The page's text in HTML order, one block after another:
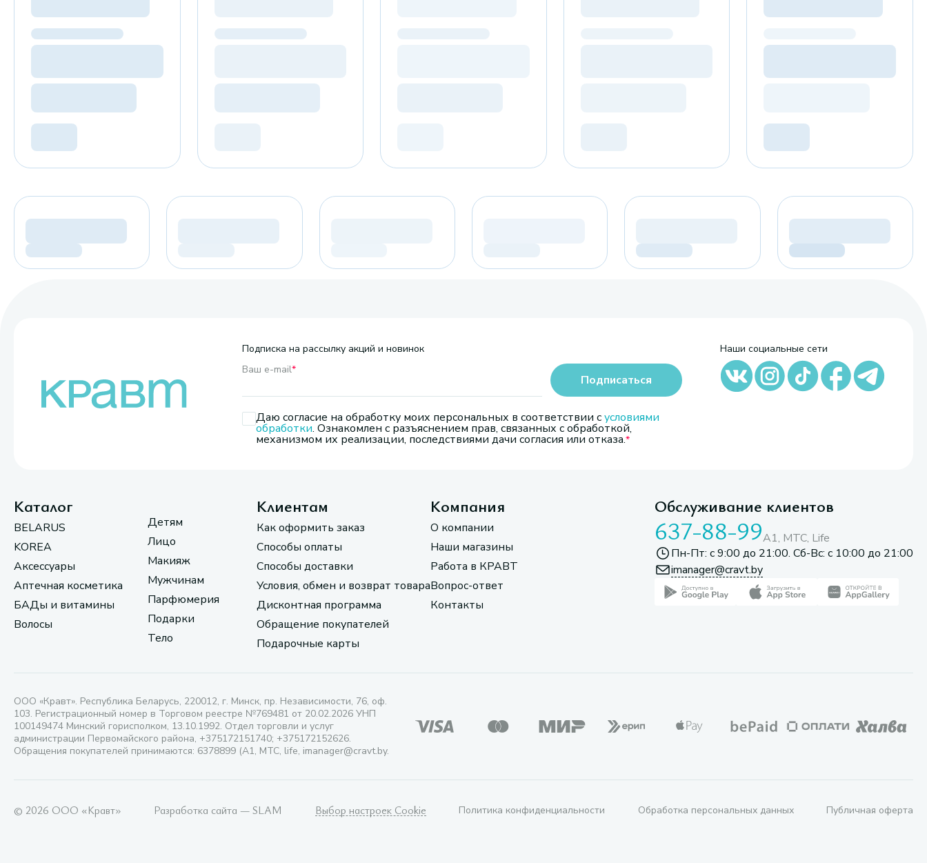
Подписка на рассылку акций и новинок
Ваш e-mail*
Даю согласие на обработку моих персональных в соответствии сусловиями
обработки. Ознакомлен с разъяснением прав, связанных с обработкой,
механизмом их реализации, последствиями дачи согласия или отказа.
Подписаться
Наши социальные сети
Каталог
BELARUS
KOREA
Аксессуары
Аптечная косметика
БАДы и витамины
Волосы
Детям
Лицо
Макияж
Мужчинам
Парфюмерия
Подарки
Тело
Клиентам
Как оформить заказ
Способы оплаты
Способы доставки
Условия, обмен и возврат товара
Дисконтная программа
Обращение покупателей
Подарочные карты
Компания
О компании
Наши магазины
Работа в КРАВТ
Вопрос-ответ
Контакты
Обслуживание клиентов
637-88-99A1, МТС, Life
Пн-Пт: с 9:00 до 21:00. Сб-Вс: с 10:00 до 21:00
imanager@cravt.by
ООО «Кравт». Республика Беларусь, 220012, г. Минск, пр. Независимости, 76, оф.
103. Регистрационный номер в Торговом реестре №769481 от 20.02.2026 УНП
100149474 Минский горисполком, 13.10.1992. Отдел торговли и услуг
администрации Первомайского района, +375172151740; +375172152626.
Обращения покупателей принимаются: 6378899 (А1, МТС, life, imanager@cravt.by.
© 2026 ООО «Кравт» Разработка сайта — SLAM Выбор настроек Cookie Политика конфиденциальности Обработка персональных данных Публичная оферта